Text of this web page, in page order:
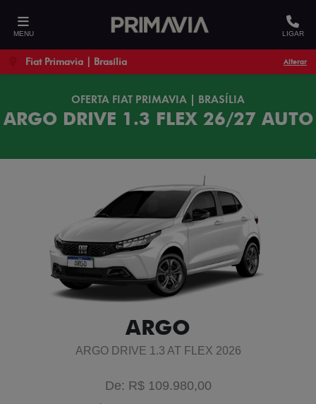
MENU LIGAR
Fiat Primavia | Brasília Alterar
OFERTA FIAT PRIMAVIA | BRASÍLIA
ARGO DRIVE 1.3 FLEX 26/27 AUTO
ARGO
ARGO DRIVE 1.3 AT FLEX 2026
De: R$ 109.980,00